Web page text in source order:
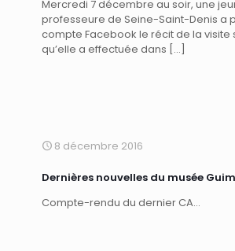
Mercredi 7 décembre au soir, une
professeure de Seine-Saint-Denis a
compte Facebook le récit de la visite
qu’elle a effectuée dans […]
8 décembre 2016
Dernières nouvelles du musée
Compte-rendu du dernier CA…